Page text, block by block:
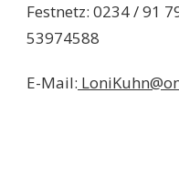
Festnetz: 0234 / 91
53974588
E-Mail: